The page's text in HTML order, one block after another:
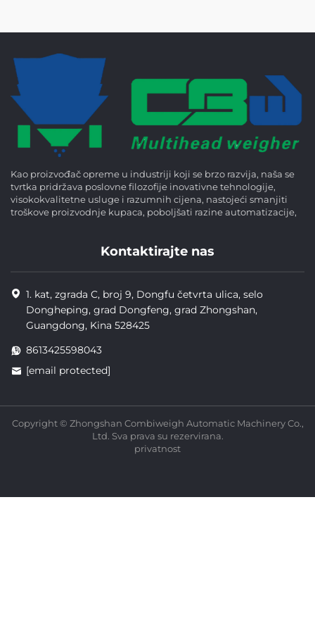
Kao proizvođač opreme u industriji koji se brzo razvija, naša se
tvrtka pridržava poslovne filozofije inovativne tehnologije,
visokokvalitetne usluge i razumnih cijena, nastojeći smanjiti
troškove proizvodnje kupaca, poboljšati razine automatizacije,
Kontaktirajte nas
1. kat, zgrada C, broj 9, Dongfu četvrta ulica, selo
Dongheping, grad Dongfeng, grad Zhongshan,
Guangdong, Kina 528425
8613425598043
[email protected]
Copyright © Zhongshan Combiweigh Automatic Machinery Co.,
Ltd. Sva prava su rezervirana.
privatnost